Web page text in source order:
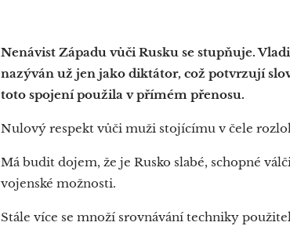
Nenávist Západu vůči Rusku se stupňuje.
nazýván už jen jako diktátor, což potvrzují
toto spojení použila v přímém přenosu.
Nulový respekt vůči muži stojícímu v čele
Má budit dojem, že je Rusko slabé, schopné
vojenské možnosti.
Stále více se množí srovnávání techniky